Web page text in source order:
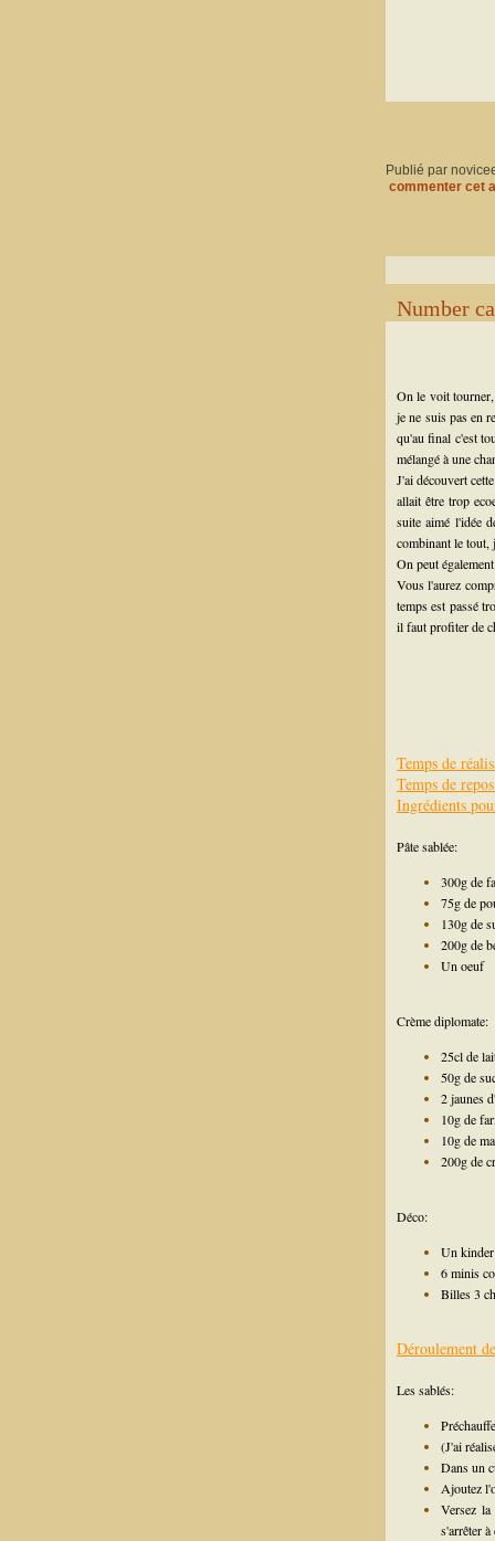
Publié par
commenter cet
Number
On le voit
je ne suis pas en
qu'au final c'est
mélangé à une
J'ai découvert
allait être trop
suite aimé l'idée
combinant le
On peut
Vous l'aurez
temps est passé
il faut profiter de
Temps de
Temps de
Ingrédients
Pâte sablée:
300g de
75g de
130g de
200g de
Un oeuf
Crème diplomate:
25cl de
50g de
2 jaunes
10g de
10g de
200g de
Déco:
Un
6 minis
Billes 3
Déroulement
Les sablés:
(J'ai
Dans un
Ajoutez
Versez
s'arrêter